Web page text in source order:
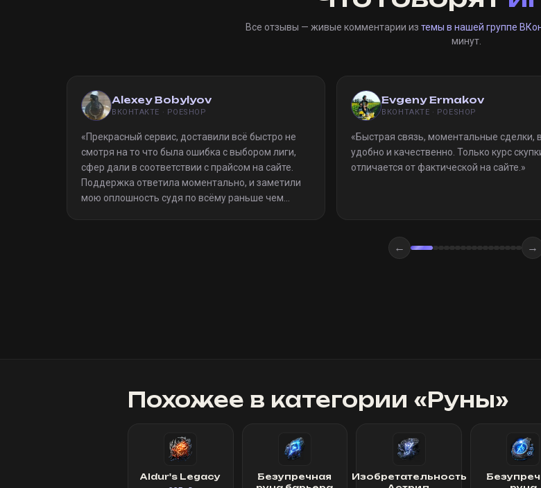
Все отзывы — живые комментарии из темы в нашей группе
минут.
Alexey Bobylyov
ВКОНТАКТЕ · POESHOP
«Прекрасный сервис, доставили всё быстро не
смотря на то что была ошибка с выбором лиги,
сфер дали в соответствии с прайсом на сайте.
Поддержка ответила моментально, и заметили
мою оплошность судя по всёму раньше чем
Evgeny Ermakov
ВКОНТАКТЕ · POESHOP
«Быстрая связь, моментальные сделки,
удобно и качественно. Только курс
отличается от фактической на сайте. »
← →
Похожее в категории «Руны»
Aldur's Legacy
Безупречная
Изобретательность